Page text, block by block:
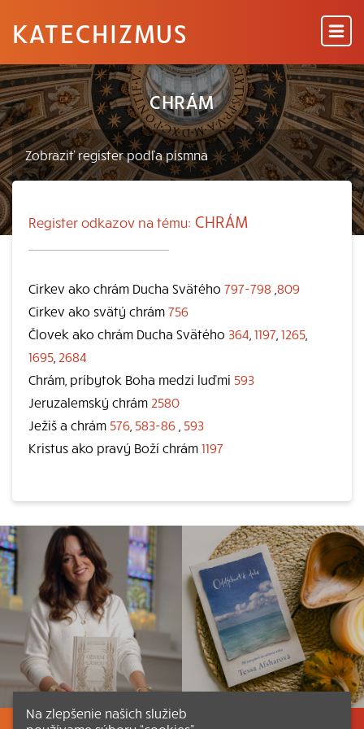
KATECHIZMUS
CHRÁM
Register odkazov na tému: CHRÁM
Cirkev ako chrám Ducha Svätého 797-798 809
Cirkev ako svätý chrám 756
Človek ako chrám Ducha Svätého 364 1197 1265
1695 2684
Chrám, príbytok Boha medzi luďmi 593
Jeruzalemský chrám 2580
Ježiš a chrám 576 583-86 593
Kristus ako pravý Boží chrám 1197
Na zlepšenie našich služieb